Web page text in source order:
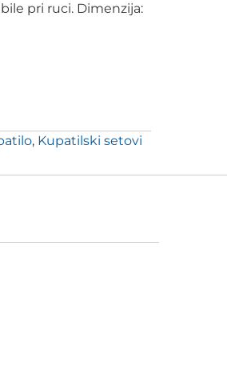
pri ruci. Dimenzija:
, Kupatilski setovi